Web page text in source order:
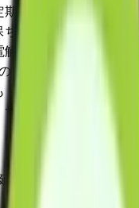
期的な点検とデータ管
続ける、安心のサー
水」で洗浄・消毒。
多彩なレンタル商品
「あなたのバラ色の人
ービスの質の向上を
長サービス